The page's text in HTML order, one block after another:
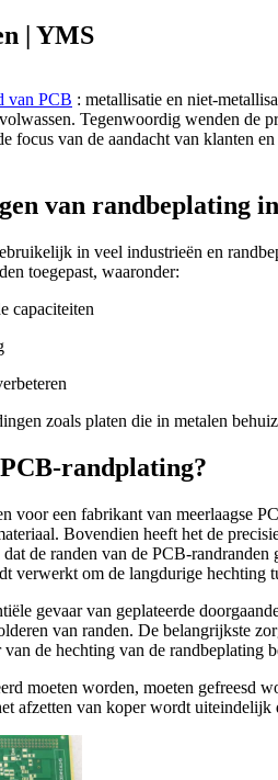
| YMS
van PCB : metallisatie en niet-
Tegenwoordig wenden de
focus van de aandacht van klanten
van randbeplating
in veel industrieën en
toegepast, waaronder:
capaciteiten
zoals platen die in metalen
randplating?
voor een fabrikant van meerlaagse
Bovendien heeft het de
de randen van de PCB-
verwerkt om de langdurige hechting
gevaar van geplateerde
van randen. De belangrijkste
de hechting van de randbeplating
moeten worden, moeten gefreesd
afzetten van koper wordt